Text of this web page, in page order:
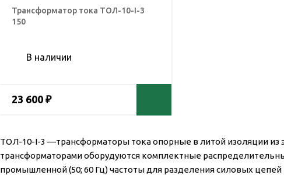
Трансформатор тока ТОЛ-10-I-3
150
В наличии
23 600 ₽
ТОЛ-10-I-3 —трансформаторы тока опорные в литой изоляции из
трансформаторами оборудуются комплектные
промышленной (50; 60 Гц) частоты для разделения силовых